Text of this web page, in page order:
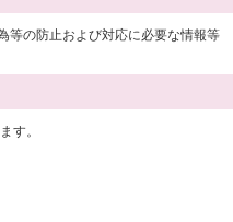
等の防止および対応に必要な情報等
す。